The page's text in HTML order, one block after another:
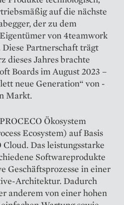
auf die nächste
der zu dem
von ­4teamwork
Partnerschaft trägt
dieses Jahres brachte
Boards im ­August 2023 –
neue Generation“ von
Markt.
Ökosystem
Ecosystem) auf Basis
Das leistungsstarke
Softwareprodukte
Geschäftsprozesse in einer
Architektur. Dadurch
anderem von einer hohen